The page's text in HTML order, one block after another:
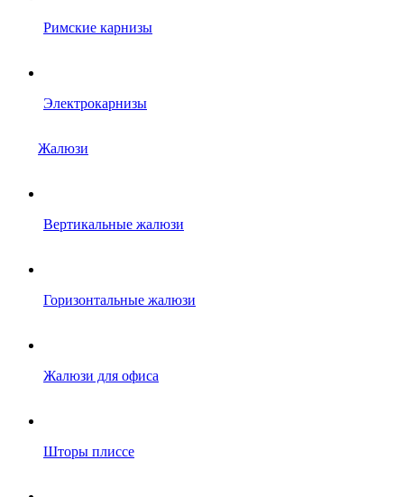
Римские карнизы
Электрокарнизы
Жалюзи
Вертикальные жалюзи
Горизонтальные жалюзи
Жалюзи для офиса
Шторы плиссе